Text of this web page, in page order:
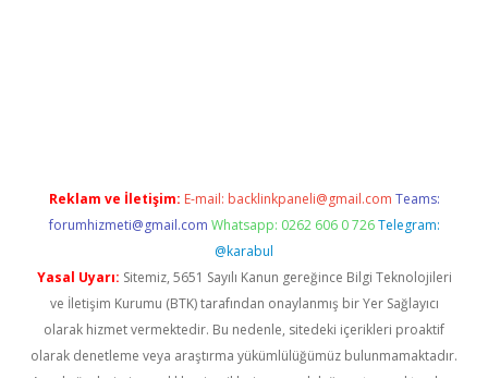
Reklam ve İletişim: E-mail: backlinkpaneli@gmail.com Teams:
forumhizmeti@gmail.com Whatsapp: 0262 606 0 726 Telegram:
@karabul
Yasal Uyarı: Sitemiz, 5651 Sayılı Kanun gereğince Bilgi Teknolojileri
ve İletişim Kurumu (BTK) tarafından onaylanmış bir Yer Sağlayıcı
olarak hizmet vermektedir. Bu nedenle, sitedeki içerikleri proaktif
olarak denetleme veya araştırma yükümlülüğümüz bulunmamaktadır.